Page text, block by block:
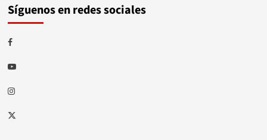
Síguenos en redes sociales
Facebook
Youtube
Instagram
Twitter